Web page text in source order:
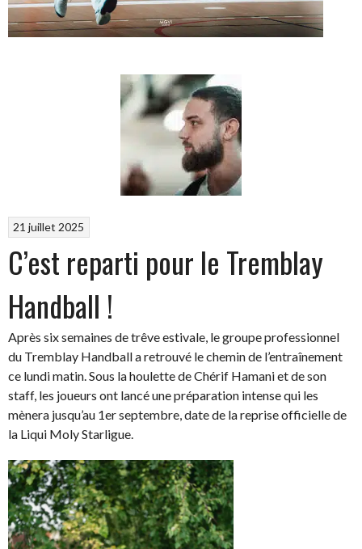
21 juillet 2025
C’est reparti pour le Tremblay
Handball !
Après six semaines de trêve estivale, le groupe professionnel
du Tremblay Handball a retrouvé le chemin de l’entraînement
ce lundi matin. Sous la houlette de Chérif Hamani et de son
staff, les joueurs ont lancé une préparation intense qui les
mènera jusqu’au 1er septembre, date de la reprise officielle de
la Liqui Moly Starligue.